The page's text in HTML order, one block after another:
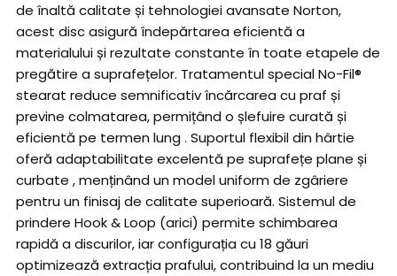
de înaltă calitate și tehnologiei avansate Norton,
acest disc asigură îndepărtarea eficientă a
materialului și rezultate constante în toate etapele de
pregătire a suprafețelor. Tratamentul special No-Fil®
stearat reduce semnificativ încărcarea cu praf și
previne colmatarea, permițând o șlefuire curată și
eficientă pe termen lung . Suportul flexibil din hârtie
oferă adaptabilitate excelentă pe suprafețe plane și
curbate , menținând un model uniform de zgâriere
pentru un finisaj de calitate superioară. Sistemul de
prindere Hook & Loop (arici) permite schimbarea
rapidă a discurilor, iar configurația cu 18 găuri
optimizează extracția prafului, contribuind la un mediu